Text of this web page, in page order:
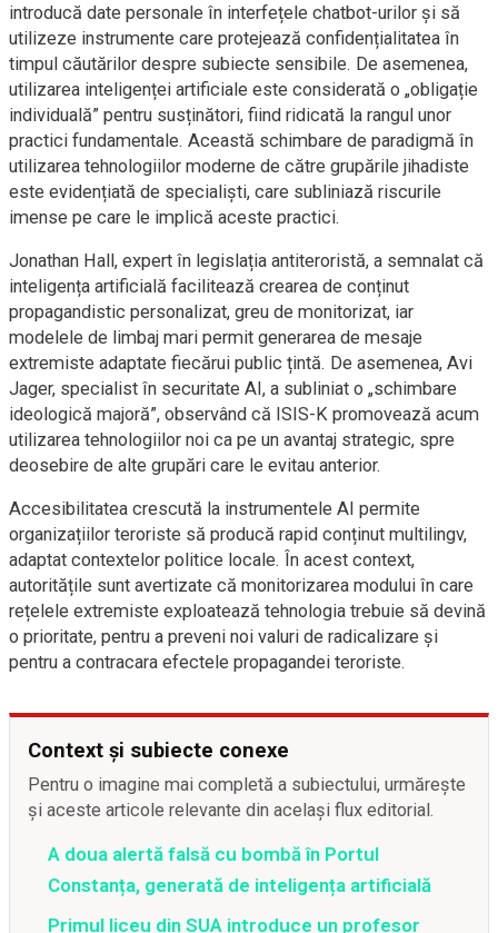
introducă date personale în interfețele chatbot-urilor și să
utilizeze instrumente care protejează confidențialitatea în
timpul căutărilor despre subiecte sensibile. De asemenea,
utilizarea inteligenței artificiale este considerată o „obligație
individuală” pentru susținători, fiind ridicată la rangul unor
practici fundamentale. Această schimbare de paradigmă în
utilizarea tehnologiilor moderne de către grupările jihadiste
este evidențiată de specialiști, care subliniază riscurile
imense pe care le implică aceste practici.
Jonathan Hall, expert în legislația antiteroristă, a semnalat că
inteligența artificială facilitează crearea de conținut
propagandistic personalizat, greu de monitorizat, iar
modelele de limbaj mari permit generarea de mesaje
extremiste adaptate fiecărui public țintă. De asemenea, Avi
Jager, specialist în securitate AI, a subliniat o „schimbare
ideologică majoră”, observând că ISIS-K promovează acum
utilizarea tehnologiilor noi ca pe un avantaj strategic, spre
deosebire de alte grupări care le evitau anterior.
Accesibilitatea crescută la instrumentele AI permite
organizațiilor teroriste să producă rapid conținut multilingv,
adaptat contextelor politice locale. În acest context,
autoritățile sunt avertizate că monitorizarea modului în care
rețelele extremiste exploatează tehnologia trebuie să devină
o prioritate, pentru a preveni noi valuri de radicalizare și
pentru a contracara efectele propagandei teroriste.
Context și subiecte conexe
Pentru o imagine mai completă a subiectului, urmărește
și aceste articole relevante din același flux editorial.
A doua alertă falsă cu bombă în Portul
Constanța, generată de inteligența artificială
Primul liceu din SUA introduce un profesor